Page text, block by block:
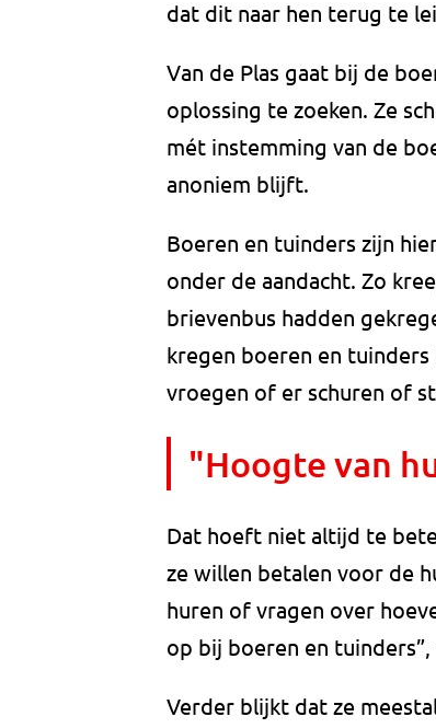
dat dit naar hen terug te
Van de Plas gaat bij de
oplossing te zoeken. Ze
mét instemming van de
anoniem blijft.
Boeren en tuinders zijn
onder de aandacht. Zo
brievenbus hadden
kregen boeren en
vroegen of er schuren of
"Hoogte van
Dat hoeft niet altijd te
ze willen betalen voor de
huren of vragen over
op bij boeren en
Verder blijkt dat ze